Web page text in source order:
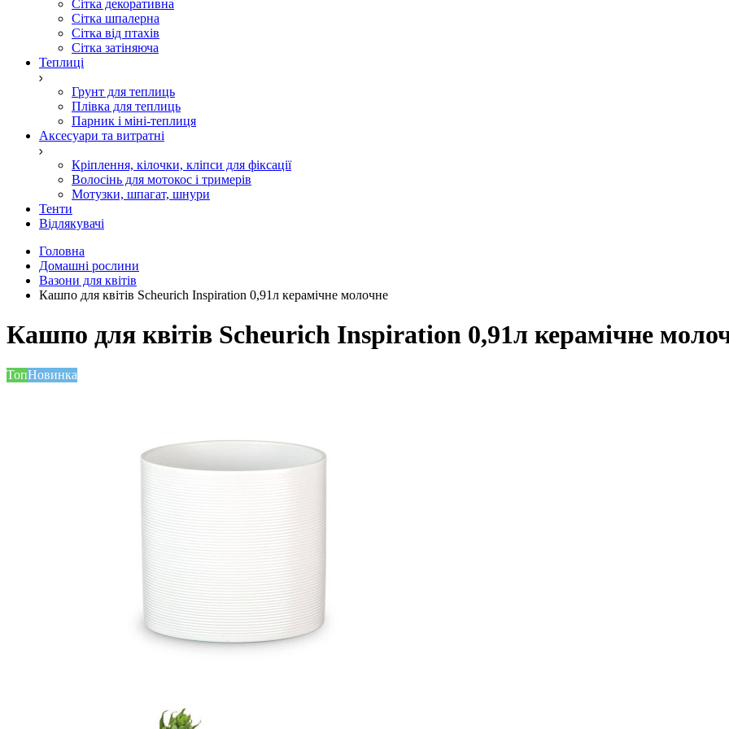
Сітка декоративна
Сітка шпалерна
Сітка від птахів
Сітка затіняюча
Теплиці
Грунт для теплиць
Плівка для теплиць
Парник і міні-теплиця
Аксесуари та витратні
Кріплення, кілочки, кліпси для фіксації
Волосінь для мотокос і тримерів
Мотузки, шпагат, шнури
Тенти
Відлякувачі
Головна
Домашні рослини
Вазони для квітів
Кашпо для квітів Scheurich Inspiration 0,91л керамічне молочне
Кашпо для квітів Scheurich Inspiration 0,91л керамічне
ТопНовинка